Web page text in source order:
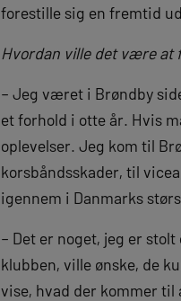
forestille sig en fremtid
Hvordan ville det være at
– Jeg været i Brøndby
et forhold i otte år. Hvis
oplevelser. Jeg kom til
korsbåndsskader, til
igennem i Danmarks
– Det er noget, jeg er
klubben, ville ønske, de
vise, hvad der kommer til